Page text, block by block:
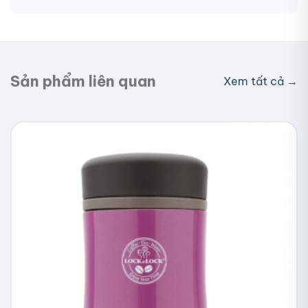
Sản phẩm liên quan Xem tất cả →